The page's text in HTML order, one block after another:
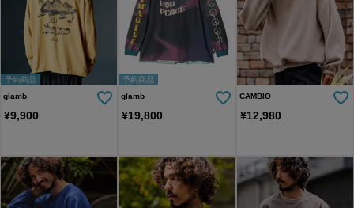
予約商品
glamb
¥9,900
予約商品
glamb
¥19,800
CAMBIO
¥12,980